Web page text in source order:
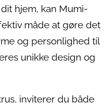
hjem, kan Mumi-
måde at gøre det
og personlighed til
unikke design og
inviterer du både